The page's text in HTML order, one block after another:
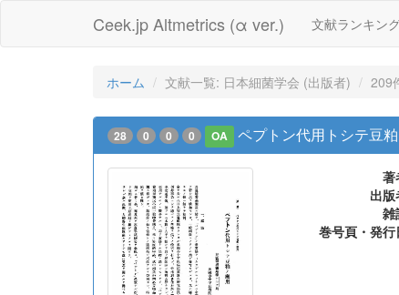
Ceek.jp Altmetrics (α ver.) 文献ランキン
ホーム 文献一覧: 日本細菌学会 (出版者) 209
28 0 0 0 OA ペプトン代用トシテ豆
著
出版
雑
巻号頁・発行